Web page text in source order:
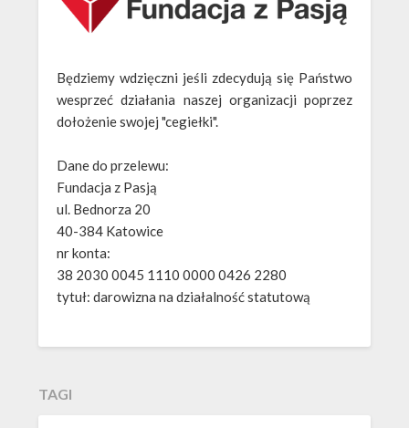
Będziemy wdzięczni jeśli zdecydują się Państwo
wesprzeć działania naszej organizacji poprzez
dołożenie swojej "cegiełki".
Dane do przelewu:
Fundacja z Pasją
ul. Bednorza 20
40-384 Katowice
nr konta:
38 2030 0045 1110 0000 0426 2280
tytuł: darowizna na działalność statutową
TAGI